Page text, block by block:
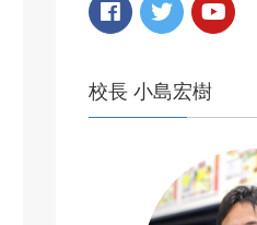
校長 小島宏樹